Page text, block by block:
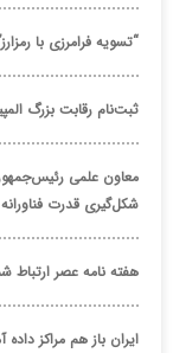
“تسویه فرامرزی با
ثبت‌نام رقابت بزرگ المپیک
معاون علمی
شکل‌گیری قدرت فناورانه
هفته نامه عصر ارتباط شماره
ایران باز هم مراکز داده